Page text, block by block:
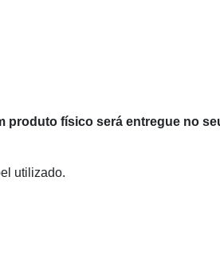
produto físico será entregue no
utilizado.